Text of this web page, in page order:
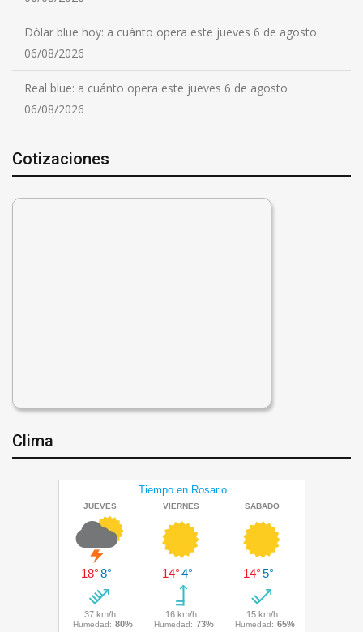
Dólar blue hoy: a cuánto opera este jueves 6 de agosto
06/08/2026
Real blue: a cuánto opera este jueves 6 de agosto
06/08/2026
Cotizaciones
Clima